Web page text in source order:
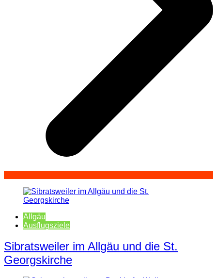
Allgäu
Ausflugsziele
Sibratsweiler im Allgäu und die St.
Georgskirche